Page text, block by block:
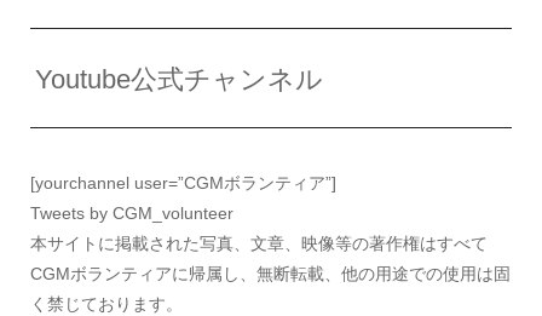
Youtube公式チャンネル
[yourchannel user=”CGMボランティア”]
Tweets by CGM_volunteer
本サイトに掲載された写真、文章、映像等の著作権はすべて
CGMボランティアに帰属し、無断転載、他の用途での使用は固
く禁じております。